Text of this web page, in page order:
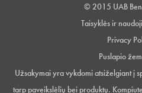
© 2015 UAB
Taisyklės ir
Privacy
Puslapio
Užsakymai yra vykdomi atsiželgiant į
tarp paveikslėlių bei produktų.